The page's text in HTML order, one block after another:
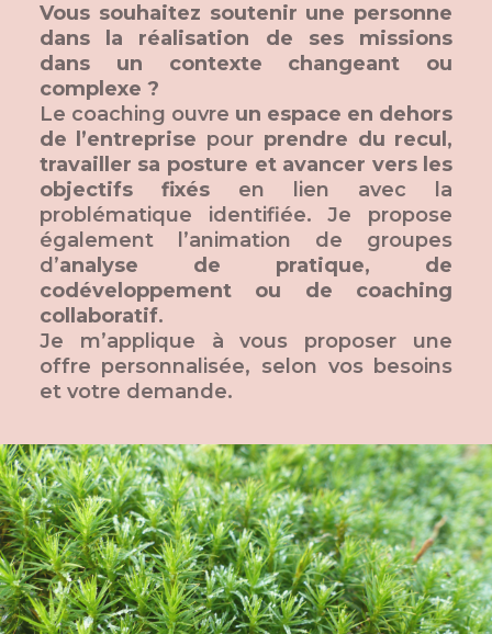
Vous souhaitez soutenir une personne
dans la réalisation de ses missions
dans un contexte changeant ou
complexe ?
Le coaching ouvre un espace en dehors
de l’entreprise pour prendre du recul,
travailler sa posture et avancer vers les
objectifs fixésen lien avec la
problématique identifiée. Je propose
également l’animation de groupes
d’analyse de pratique, de
codéveloppement ou de coaching
collaboratif.
Je m’applique à vous proposer une
offre personnalisée, selon vos besoins
et votre demande.